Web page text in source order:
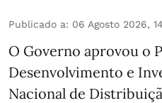
Publicado a: 06 Agosto 2026,
O Governo aprovou o
Desenvolvimento e
Nacional de